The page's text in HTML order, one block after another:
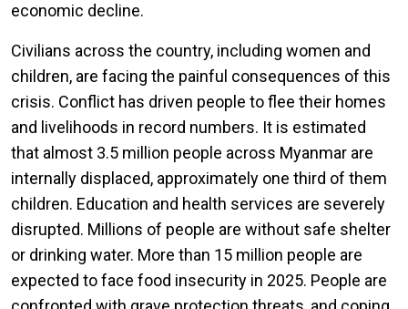
economic decline.
Civilians across the country, including women and
children, are facing the painful consequences of this
crisis. Conflict has driven people to flee their homes
and livelihoods in record numbers. It is estimated
that almost 3.5 million people across Myanmar are
internally displaced, approximately one third of them
children. Education and health services are severely
disrupted. Millions of people are without safe shelter
or drinking water. More than 15 million people are
expected to face food insecurity in 2025. People are